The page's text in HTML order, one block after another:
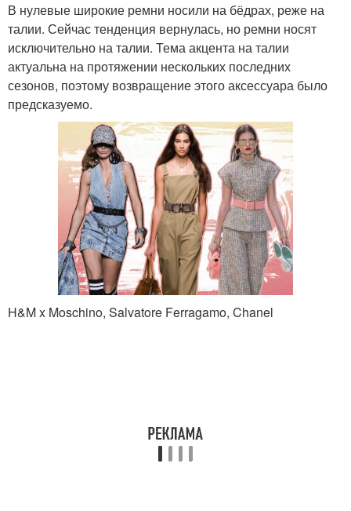
В нулевые широкие ремни носили на бёдрах, реже на
талии. Сейчас тенденция вернулась, но ремни носят
исключительно на талии. Тема акцента на талии
актуальна на протяжении нескольких последних
сезонов, поэтому возвращение этого аксессуара было
предсказуемо.
H&M x Moschino, Salvatore Ferragamo, Chanel